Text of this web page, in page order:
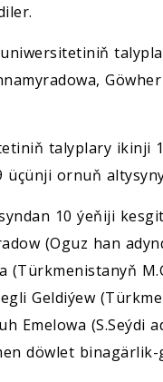
talyplary ikinji
ornuň
10 ýeňiji
(Oguz han
Geldiýew
Emelowa (S.Seýdi
döwlet